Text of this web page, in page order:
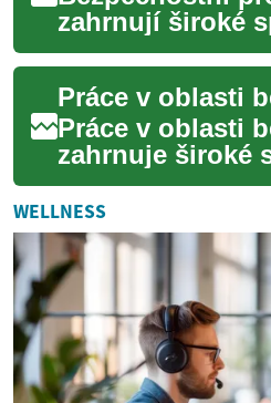
zahrnují široké
činností od
majetku po
digitálním
Práce v oblasti
zahrnuje široké
od fyzické
majetku po
digitálních sy...
WELLNESS